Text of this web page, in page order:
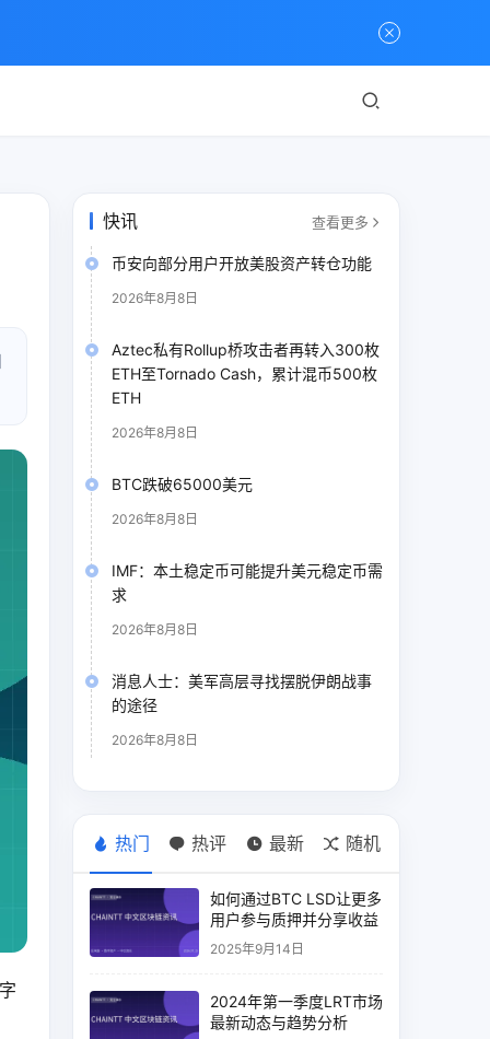
快讯 查看更多
币安向部分用户开放美股资产转仓功能
2026年8月8日
Aztec私有Rollup桥攻击者再转入300枚
ETH至Tornado Cash，累计混币500枚
ETH
2026年8月8日
BTC跌破65000美元
2026年8月8日
IMF：本土稳定币可能提升美元稳定币需
求
2026年8月8日
消息人士：美军高层寻找摆脱伊朗战事
的途径
2026年8月8日
热门 热评 最新 随机
如何通过BTC LSD让更多
用户参与质押并分享收益
2025年9月14日
2024年第一季度LRT市场
最新动态与趋势分析